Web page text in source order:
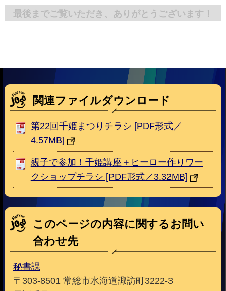
最後までご覧いただき、ありがとうございます！
関連ファイルダウンロード
第22回千姫まつりチラシ [PDF形式／
4.57MB]
親子で参加！千姫講座＋ヒーロー作りワー
クショップチラシ [PDF形式／3.32MB]
このページの内容に関するお問い
合わせ先
秘書課
〒303-8501 常総市水海道諏訪町3222-3